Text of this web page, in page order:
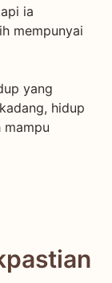
ia
mempunyai
yang
hidup
mampu